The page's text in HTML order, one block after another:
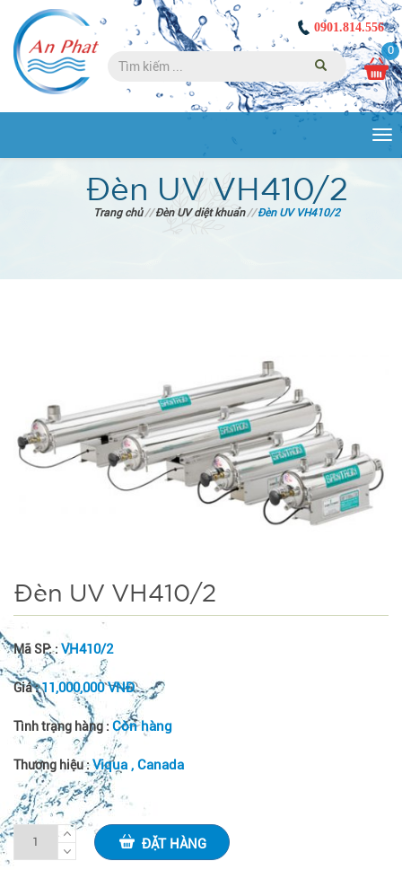
0901.814.556
0
Đèn UV VH410/2
Trang chủ// Đèn UV diệt khuẩn// Đèn UV VH410/2
Đèn UV VH410/2
Mã SP: : VH410/2
Giá :11,000,000 VNĐ
Tình trạng hàng : Còn hàng
Thương hiệu :Viqua , Canada
ĐẶT HÀNG